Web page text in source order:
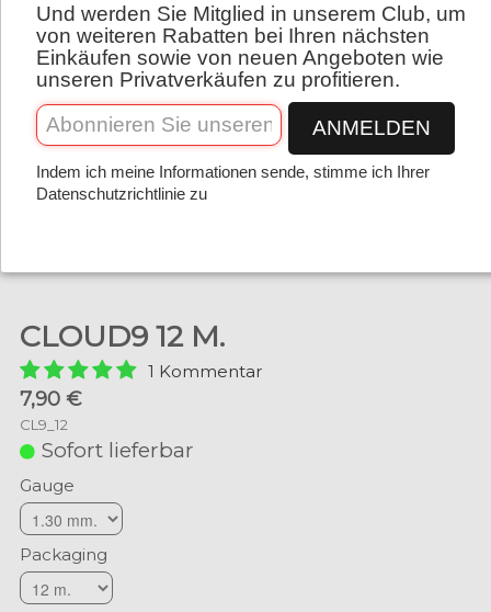
Deutsch
CLOUD9 12 M.
1 Kommentar
7,90 €
CL9_12
Sofort lieferbar
Gauge
Packaging
Und werden Sie Mitglied in unserem Club, um
von weiteren Rabatten bei Ihren nächsten
Einkäufen sowie von neuen Angeboten wie
unseren Privatverkäufen zu profitieren.
ANMELDEN
Indem ich meine Informationen sende, stimme ich Ihrer
Datenschutzrichtlinie zu